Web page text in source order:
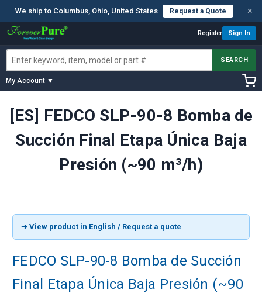
We ship to Columbus, Ohio, United States Request a Quote ×
Register Sign In
SEARCH
My Account ▼
[ES] FEDCO SLP-90-8 Bomba de
Succión Final Etapa Única Baja
Presión (~90 m³/h)
➜ View product in English / Request a quote
FEDCO SLP-90-8 Bomba de Succión
Final Etapa Única Baja Presión (~90